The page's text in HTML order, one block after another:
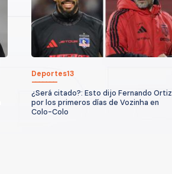
Deportes13
¿Será citado?: Esto dijo Fernando Ortiz
por los primeros días de Vozinha en
Colo-Colo